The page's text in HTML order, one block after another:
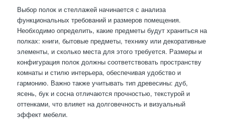
Выбор полок и стеллажей начинается с анализа
функциональных требований и размеров помещения.
Необходимо определить, какие предметы будут храниться на
полках: книги, бытовые предметы, технику или декоративные
элементы, и сколько места для этого требуется. Размеры и
конфигурация полок должны соответствовать пространству
комнаты и стилю интерьера, обеспечивая удобство и
гармонию. Важно также учитывать тип древесины: дуб,
ясень, бук и сосна отличаются прочностью, текстурой и
оттенками, что влияет на долговечность и визуальный
эффект мебели.